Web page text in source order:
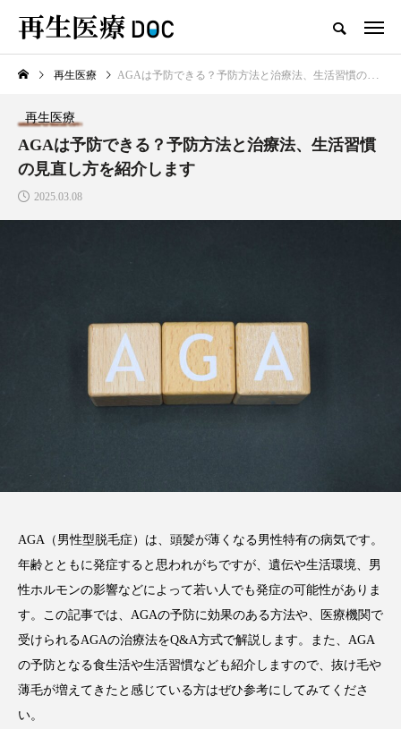
再生医療
治療法、生活習慣の見直し方を紹
再生医療 AGAは予防できる？予防方法と治療法、生活習慣の見直し方を紹介します
再生医療
AGAは予防できる？予防方法と治療法、生活習慣
の見直し方を紹介します
2025.03.08
AGA（男性型脱毛症）は、頭髪が薄くなる男性特有の病気です。
年齢とともに発症すると思われがちですが、遺伝や生活環境、男
性ホルモンの影響などによって若い人でも発症の可能性がありま
す。この記事では、AGAの予防に効果のある方法や、医療機関で
受けられるAGAの治療法をQ&A方式で解説します。また、AGA
の予防となる食生活や生活習慣なども紹介しますので、抜け毛や
薄毛が増えてきたと感じている方はぜひ参考にしてみてくださ
い。